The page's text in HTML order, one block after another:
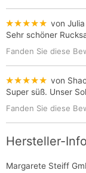
★★★★★ von Julia
Sehr schöner
Fanden Sie diese
★★★★★ von
Super süß. Unser
Fanden Sie diese
Hersteller-
Margarete Steiff